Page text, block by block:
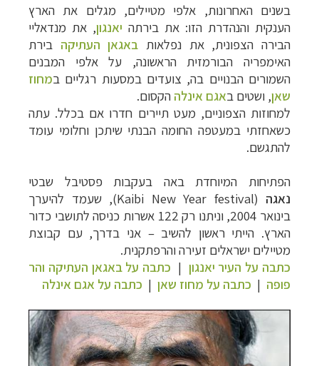
בשנים האחרונות, אלפי מטיילים, מגלים את הארץ
הענקית והנהדרת הזו: את בירתה יאנגון, את מנדאליי
הבירה הצפונית, את נפלאות באגאן העתיקה בירת
האימפריה הבורמזית הראשונה, על אלפי המבנים
השמורים הבנויים בה, צועדים במסעות רגליים במחוז
שאן, ושטים באגם אינלה הקסום.
למחוזות הצפוניים, מעט תיירים חדרו אם בכלל. עתה
כשאחזתי במעטפה החומה הבנתי שיתכן וחלומי עומד
להתגשם.
הפתיחות המיוחדת באה בעקבות פסטיבל שבטי
נאגה (Kaibi New Year festival)
, שעמד להיערך
בינואר 2004, וניתנו רק 122 אשרות כניסה לתושבי כדור
הארץ. הייתי ראשון להשיב – אני בדרך, עם קבוצת
מטיילים ישראלים זעירה והרפתקנית.
כתבה על העיר יאנגון | כתבה על באגאן העתיקה והר
פופה | כתבה על מחוז שאן | כתבה על אגם אינלה
תכנוןטיולים למזרח הרחוקלחצו לרשימת יעדים »
תכנוןטיולים לפולינזיה הצרפתיתלחצו לפרטים »